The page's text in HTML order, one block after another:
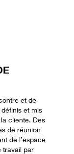
et de
et mis
cliente. Des
de réunion
de l’espace
travail par